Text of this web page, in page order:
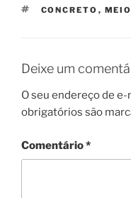
TAGS
CONCRETO ,
Deixe um
O seu endereço de
obrigatórios são
Comentário*